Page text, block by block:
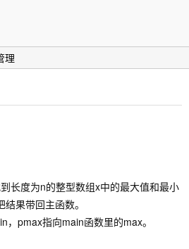
理
长度为n的整型数组x中的最大值和最小
果带回主函数。
pmax指向main函数里的max。